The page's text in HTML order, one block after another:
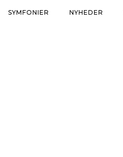
SYMFONIER NYHEDER